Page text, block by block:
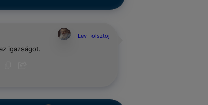
Lev Tolsztoj
igazságot.